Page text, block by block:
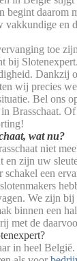
begint daarom
vakkundige en
toe
bij
Dankzij
wij precies
Bel ons
Brasschaat.
wat nu?
niet
en zijn uw
een
We zijn
binnen een
met de
in heel